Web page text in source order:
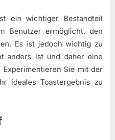
ein wichtiger Bestandteil
Benutzer ermöglicht, den
Es ist jedoch wichtig zu
anders ist und daher eine
Sie mit der
ideales Toastergebnis zu